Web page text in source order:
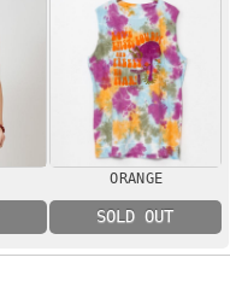
ORANGE
SOLD OUT